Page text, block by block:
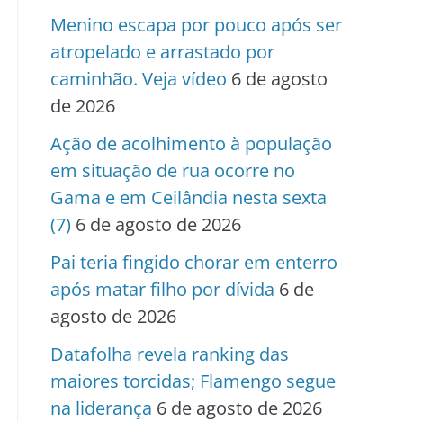
Menino escapa por pouco após ser
atropelado e arrastado por
caminhão. Veja vídeo 6 de agosto
de 2026
Ação de acolhimento à população
em situação de rua ocorre no
Gama e em Ceilândia nesta sexta
(7) 6 de agosto de 2026
Pai teria fingido chorar em enterro
após matar filho por dívida 6 de
agosto de 2026
Datafolha revela ranking das
maiores torcidas; Flamengo segue
na liderança 6 de agosto de 2026